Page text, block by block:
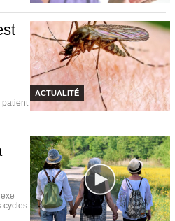
ACTUALITÉ
patient
cycles